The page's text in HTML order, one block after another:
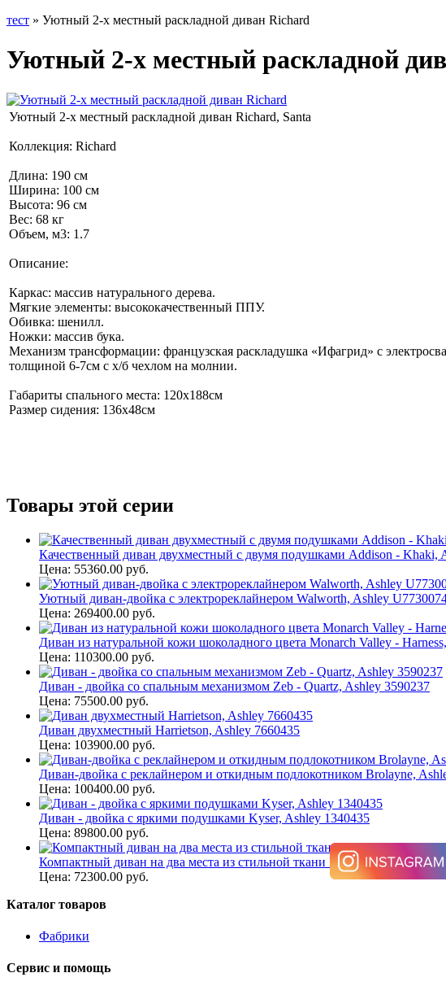
тест » Уютный 2-х местный раскладной диван Richard
Уютный 2-х местный раскладной
Уютный 2-х местный раскладной диван Richard, Santa
Коллекция: Richard
Длина: 190 см
Ширина: 100 см
Высота: 96 см
Вес: 68 кг
Объем, м3: 1.7
Описание:
Каркас: массив натурального дерева.
Мягкие элементы: высококачественный ППУ.
Обивка: шенилл.
Ножки: массив бука.
Механизм трансформации: французская раскладушка «Ифагрид» с
толщиной 6-7см с х/б чехлом на молнии.
Габариты спального места: 120х188см
Размер сидения: 136х48см
Товары этой серии
Качественный диван двухместный с двумя подушками Addison - Khaki,
Цена: 55360.00 руб.
Уютный диван-двойка с электрореклайнером Walworth, Ashley
Цена: 269400.00 руб.
Диван из натуральной кожи шоколадного цвета Monarch Valley -
Цена: 110300.00 руб.
Диван - двойка со спальным механизмом Zeb - Quartz, Ashley 3590237
Цена: 75500.00 руб.
Диван двухместный Harrietson, Ashley 7660435
Цена: 103900.00 руб.
Диван-двойка с реклайнером и откидным подлокотником Brolayne,
Цена: 100400.00 руб.
Диван - двойка с яркими подушками Kyser, Ashley 1340435
Цена: 89800.00 руб.
Компактный диван на два места из стильной ткани Levon - Charcoal,
Цена: 72300.00 руб.
Каталог товаров
Фабрики
Сервис и помощь